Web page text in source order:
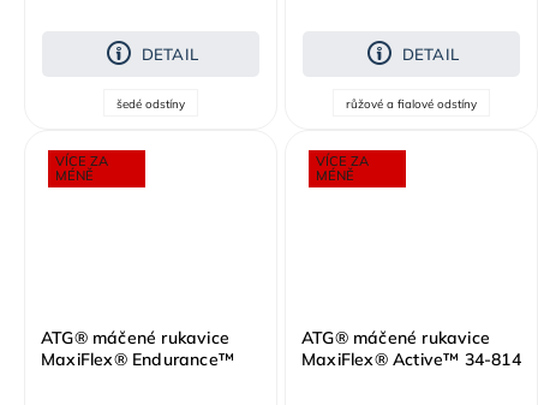
DETAIL
šedé odstíny
DETAIL
růžové a fialové odstíny
VÍCE ZA
MÉNĚ
ATG® máčené rukavice
MaxiFlex® Endurance™
VÍCE ZA
MÉNĚ
ATG® máčené rukavice
MaxiFlex® Active™ 34-814